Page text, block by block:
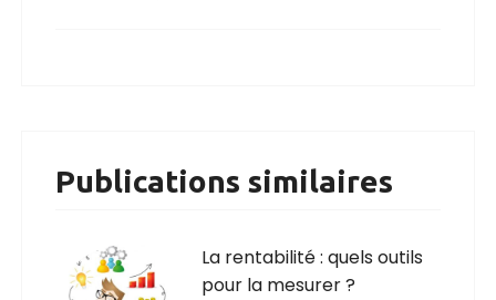
Publications similaires
La rentabilité : quels outils
pour la mesurer ?